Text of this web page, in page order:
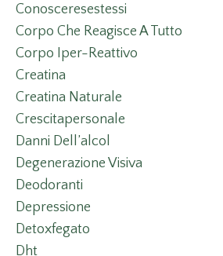
Conosceresestessi
Corpo Che Reagisce A Tutto
Corpo Iper-Reattivo
Creatina
Creatina Naturale
Crescitapersonale
Danni Dell’alcol
Degenerazione Visiva
Deodoranti
Depressione
Detoxfegato
Dht